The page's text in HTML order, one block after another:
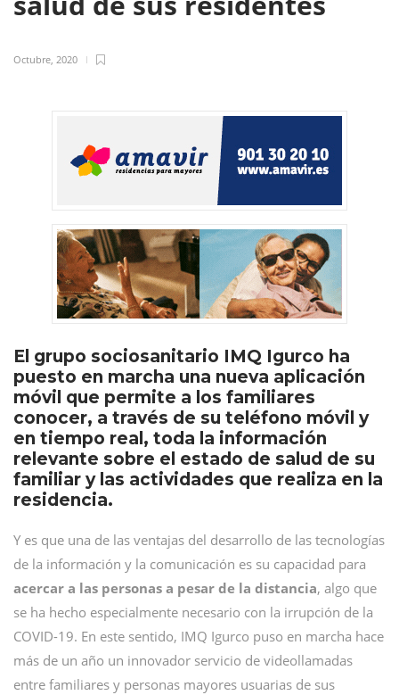
Octubre, 2020
El grupo sociosanitario IMQ Igurco ha
puesto en marcha una nueva aplicación
móvil que permite a los familiares
conocer, a través de su teléfono móvil y
en tiempo real, toda la información
relevante sobre el estado de salud de su
familiar y las actividades que realiza en la
residencia.
Y es que una de las ventajas del desarrollo de las tecnologías
de la información y la comunicación es su capacidad para
acercar a las personas a pesar de la distancia, algo que
se ha hecho especialmente necesario con la irrupción de la
COVID-19. En este sentido, IMQ Igurco puso en marcha hace
más de un año un innovador servicio de videollamadas
entre familiares y personas mayores usuarias de sus